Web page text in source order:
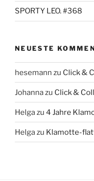
SPORTY LEO. #368
NEUESTE
hesemann zu Click &
Johannazu Click &
Helgazu 4 Jahre
Helgazu Klamotte-